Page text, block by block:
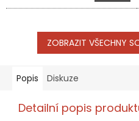
ZOBRAZIT VŠECHNY
Popis Diskuze
Detailní popis